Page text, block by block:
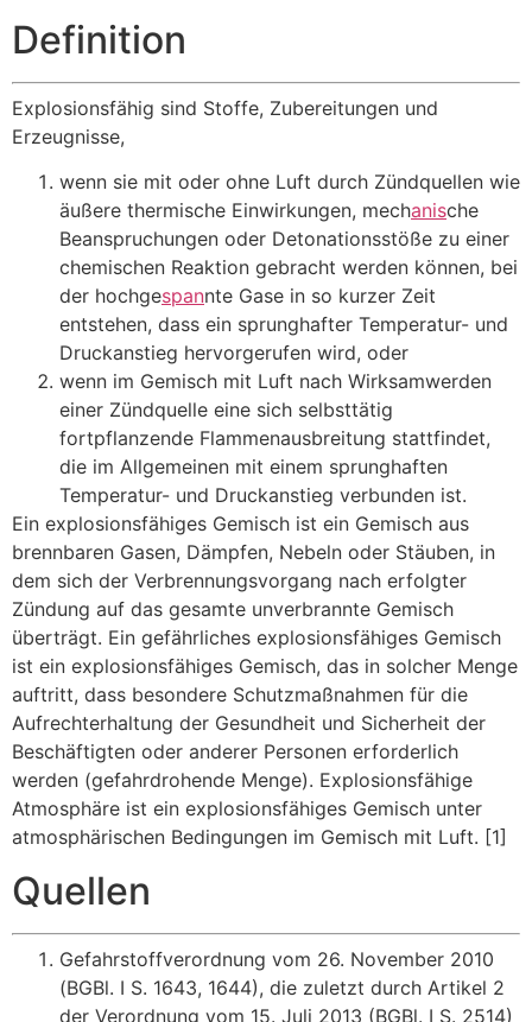
Definition
Explosionsfähig sind Stoffe, Zubereitungen und
Erzeugnisse,
wenn sie mit oder ohne Luft durch Zündquellen wie
äußere thermische Einwirkungen, mechanische
Beanspruchungen oder Detonationsstöße zu einer
chemischen Reaktion gebracht werden können, bei
der hochgespannte Gase in so kurzer Zeit
entstehen, dass ein sprunghafter Temperatur- und
Druckanstieg hervorgerufen wird, oder
wenn im Gemisch mit Luft nach Wirksamwerden
einer Zündquelle eine sich selbsttätig
fortpflanzende Flammenausbreitung stattfindet,
die im Allgemeinen mit einem sprunghaften
Temperatur- und Druckanstieg verbunden ist.
Ein explosionsfähiges Gemisch ist ein Gemisch aus
brennbaren Gasen, Dämpfen, Nebeln oder Stäuben, in
dem sich der Verbrennungsvorgang nach erfolgter
Zündung auf das gesamte unverbrannte Gemisch
überträgt. Ein gefährliches explosionsfähiges Gemisch
ist ein explosionsfähiges Gemisch, das in solcher Menge
auftritt, dass besondere Schutzmaßnahmen für die
Aufrechterhaltung der Gesundheit und Sicherheit der
Beschäftigten oder anderer Personen erforderlich
werden (gefahrdrohende Menge). Explosionsfähige
Atmosphäre ist ein explosionsfähiges Gemisch unter
atmosphärischen Bedingungen im Gemisch mit Luft. [1]
Quellen
Gefahrstoffverordnung vom 26. November 2010
(BGBl. I S. 1643, 1644), die zuletzt durch Artikel 2
der Verordnung vom 15. Juli 2013 (BGBl. I S. 2514)